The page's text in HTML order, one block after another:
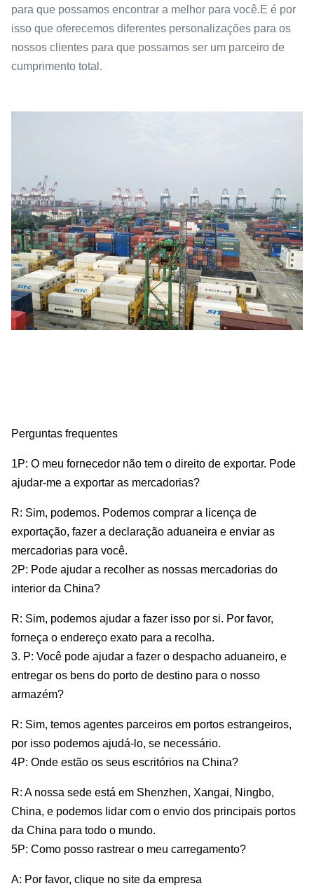
para que possamos encontrar a melhor para você.E é por
isso que oferecemos diferentes personalizações para os
nossos clientes para que possamos ser um parceiro de
cumprimento total.
Perguntas frequentes
1P: O meu fornecedor não tem o direito de exportar. Pode
ajudar-me a exportar as mercadorias?
R: Sim, podemos. Podemos comprar a licença de
exportação, fazer a declaração aduaneira e enviar as
mercadorias para você.
2P: Pode ajudar a recolher as nossas mercadorias do
interior da China?
R: Sim, podemos ajudar a fazer isso por si. Por favor,
forneça o endereço exato para a recolha.
3. P: Você pode ajudar a fazer o despacho aduaneiro, e
entregar os bens do porto de destino para o nosso
armazém?
R: Sim, temos agentes parceiros em portos estrangeiros,
por isso podemos ajudá-lo, se necessário.
4P: Onde estão os seus escritórios na China?
R: A nossa sede está em Shenzhen, Xangai, Ningbo,
China, e podemos lidar com o envio dos principais portos
da China para todo o mundo.
5P: Como posso rastrear o meu carregamento?
A: Por favor, clique no site da empresa